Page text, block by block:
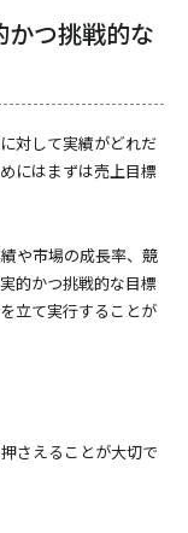
つ挑戦的な
対して実績がどれだ
にはまずは売上目標
や市場の成長率、競
的かつ挑戦的な目標
立て実行することが
さえることが大切で